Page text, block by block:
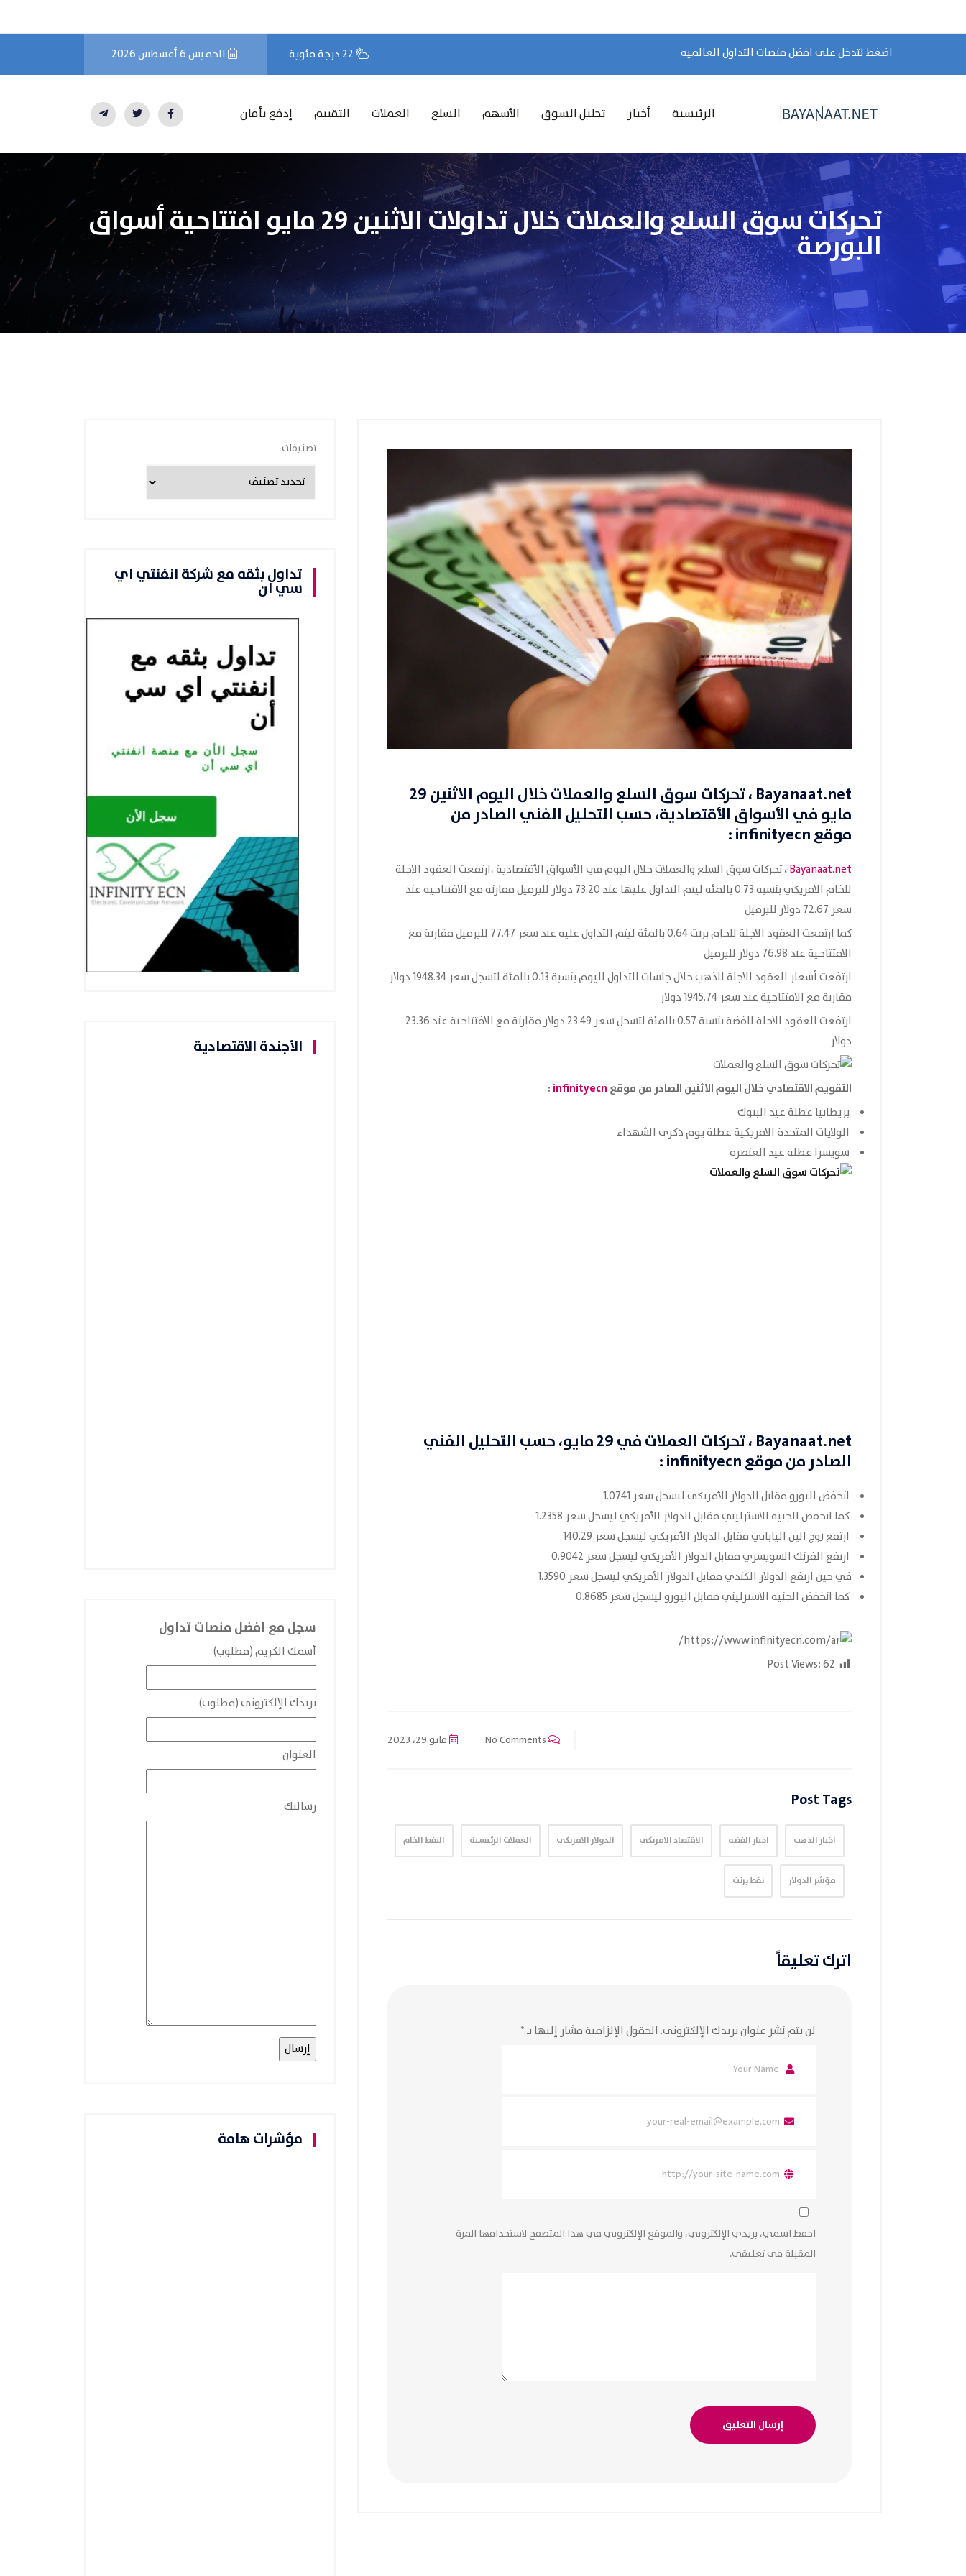
اضغط لتدخل على افضل منصات التداول العالميه 22 درجة مئوية الخميس 6 أغسطس 2026
الرئيسية أخبار تحليل السوق الأسهم السلع العملات التقييم إدفع بأمان
تحركات سوق السلع والعملات خلال تداولات الاثنين 29 مايو افتتاحية أسواق
البورصة
Bayanaat.net ، تحركات سوق السلع والعملات خلال اليوم الاثنين 29
مايو في الأسواق الأقتصادية، حسب التحليل الفني الصادر من
موقعinfinityecn
:
Bayanaat.net،تحركات سوق السلع والعملات خلال اليوم في الأسواق الأقتصادية ،ارتفعت العقود الاجلة
للخام الامريكي بنسبة 0.73 بالمئة ليتم التداول عليها عند 73.20 دولار للبرميل مقارنة مع الافتتاحية عند
سعر 72.67 دولار للبرميل
كما ارتفعت العقود الاجلة للخام برنت 0.64 بالمئة ليتم التداول عليه عند سعر 77.47 للبرميل مقارنة مع
الافتتاحية عند 76.98 دولار للبرميل
ارتفعت أسعار العقود الاجلة للذهب خلال جلسات التداول لليوم بنسبة 0.13 بالمئة لتسجل سعر 1948.34 دولار
مقارنة مع الافتتاحية عند سعر 1945.74 دولار
ارتفعت العقود الاجلة للفضة بنسبة 0.57 بالمئة لتسجل سعر 23.49 دولار مقارنة مع الافتتاحية عند 23.36
دولار
التقويم الاقتصادي خلال اليوم الاثنين الصادر من موقع infinityecn
:
بريطانيا عطلة عيد البنوك
الولايات المتحدة الامريكية عطلة يوم ذكرى الشهداء
سويسرا عطلة عيد العنصرة
Bayanaat.net، تحركات العملات في 29 مايو ، حسب التحليل الفني
الصادر من موقعinfinityecn
:
انخفض اليورو مقابل الدولار الأمريكي ليسجل سعر 1.0741
كما انخفض الجنيه الاسترليني مقابل الدولار الأمريكي ليسجل سعر 1.2358
ارتفع زوج الين الياباني مقابل الدولار الأمريكي ليسجل سعر 140.29
ارتفع الفرنك السويسري مقابل الدولار الأمريكي ليسجل سعر 0.9042
في حين ارتفع الدولار الكندي مقابل الدولار الأمريكي ليسجل سعر 1.3590
كما انخفض الجنيه الاسترليني مقابل اليورو ليسجل سعر 0.8685
Post Views:62
مايو 29، 2023
Post Tags
اخبار الذهب اخبار الفضه الاقتصاد الامريكي الدولار الامريكي العملات الرئيسية النفط الخام
مؤشر الدولار نفط برنت
اترك تعليقاً
لن يتم نشر عنوان بريدك الإلكتروني. الحقول الإلزامية مشار إليها بـ*
احفظ اسمي، بريدي الإلكتروني، والموقع الإلكتروني في هذا المتصفح لاستخدامها المرة
المقبلة في تعليقي.
تصنيفات
تداول بثقه مع شركة انفنتي اي
سي ان
الأجندة الاقتصادية
سجل مع افضل منصات تداول
أسمك الكريم (مطلوب)
بريدك الإلكتروني (مطلوب)
العنوان
رسالتك
مؤشرات هامة